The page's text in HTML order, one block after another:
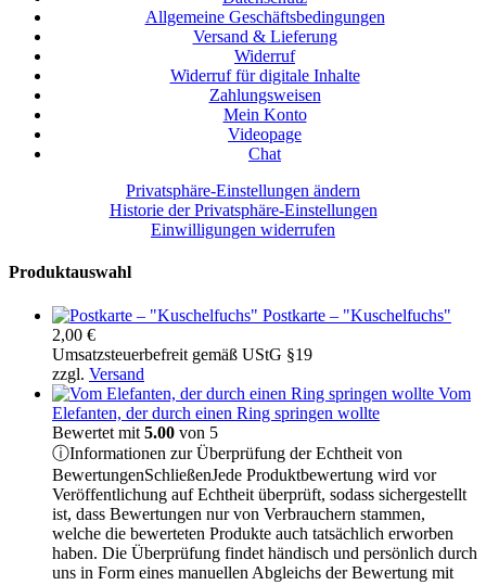
Allgemeine Geschäftsbedingungen
Versand & Lieferung
Widerruf
Widerruf für digitale Inhalte
Zahlungsweisen
Mein Konto
Videopage
Chat
Privatsphäre-Einstellungen ändern
Historie der Privatsphäre-Einstellungen
Einwilligungen widerrufen
Produktauswahl
Postkarte – "Kuschelfuchs"
2,00 €
Umsatzsteuerbefreit gemäß UStG §19
zzgl. Versand
Vom
Elefanten, der durch einen Ring springen wollte
Bewertet mit 5.00 von 5
ⓘInformationen zur Überprüfung der Echtheit von
BewertungenSchließenJede Produktbewertung wird vor
Veröffentlichung auf Echtheit überprüft, sodass sichergestellt
ist, dass Bewertungen nur von Verbrauchern stammen,
welche die bewerteten Produkte auch tatsächlich erworben
haben. Die Überprüfung findet händisch und persönlich durch
uns in Form eines manuellen Abgleichs der Bewertung mit